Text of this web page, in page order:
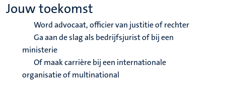
Jouw toekomst
Word advocaat, officier van justitie of rechter
Ga aan de slag als bedrijfsjurist of bij een
ministerie
Of maak carrière bij een internationale
organisatie of multinational